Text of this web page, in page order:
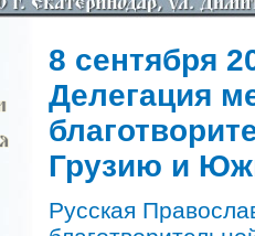
8 сентября
Делегация
Грузию и
Русская